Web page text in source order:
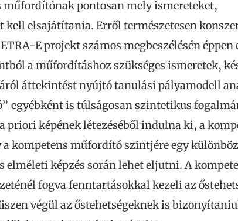
pontosan mely ismereteket,
kell elsajátítania. Erről természetesen
E projekt számos megbeszélésén éppen
a műfordításhoz szükséges ismeretek,
áttekintést nyújtó tanulási pályamodell
egyébként is túlságosan szintetikus
priori képének létezéséből indulna ki, a
kompetens műfordító szintjére egy
elméleti képzés során lehet eljutni. A
fogva fenntartásokkal kezeli az
végül az őstehetségeknek is